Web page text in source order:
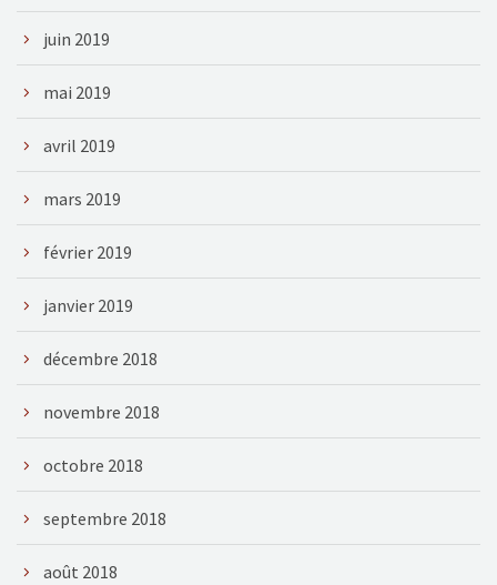
juin 2019
mai 2019
avril 2019
mars 2019
février 2019
janvier 2019
décembre 2018
novembre 2018
octobre 2018
septembre 2018
août 2018